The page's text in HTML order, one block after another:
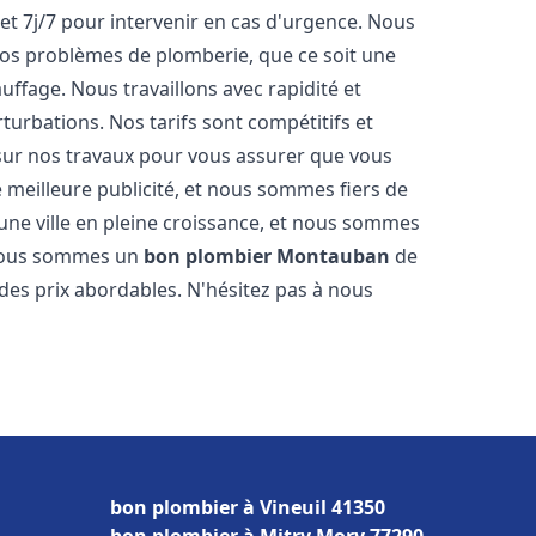
7j/7 pour intervenir en cas d'urgence. Nous
problèmes de plomberie, que ce soit une
Nous travaillons avec rapidité et
Nos tarifs sont compétitifs et
nos travaux pour vous assurer que vous
publicité, et nous sommes fiers de
ville en pleine croissance, et nous sommes
sommes un bon plombier Montauban de
prix abordables. N'hésitez pas à nous
bon plombier à Vineuil 41350